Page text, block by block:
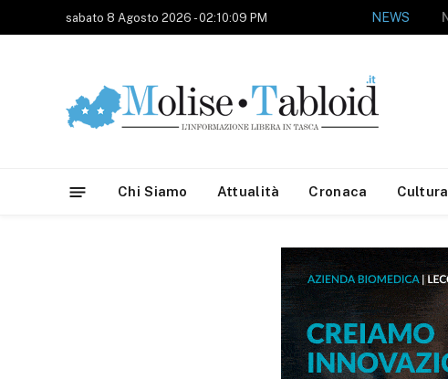
sabato 8 Agosto 2026 - 02:10:09 PM
Chi Siamo Attualità Cronaca Cultura